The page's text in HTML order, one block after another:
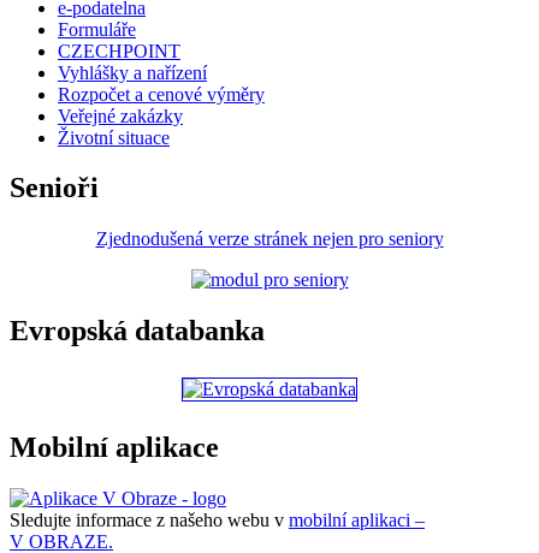
e-podatelna
Formuláře
CZECHPOINT
Vyhlášky a nařízení
Rozpočet a cenové výměry
Veřejné zakázky
Životní situace
Senioři
Zjednodušená verze stránek nejen pro seniory
Evropská databanka
Mobilní aplikace
Sledujte informace z našeho webu v mobilní aplikaci –
V OBRAZE.